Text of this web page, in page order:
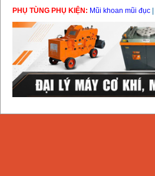
PHỤ TÙNG PHỤ KIỆN: Mũi khoan mũi đục